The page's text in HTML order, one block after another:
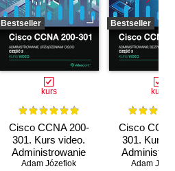
Bestseller
kurs
Cisco CCNA 200-
301. Kurs video.
Administrowanie
urządzeniami Cisco
Adam Józefiok
Bestseller
kurs
Cisco
301. Kurs
Adam